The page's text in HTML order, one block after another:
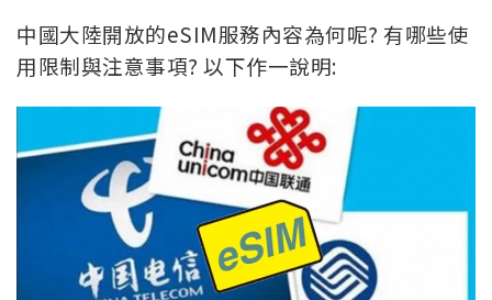
中國大陸開放的eSIM服務內容為何呢? 有哪些使
用限制與注意事項? 以下作一說明: